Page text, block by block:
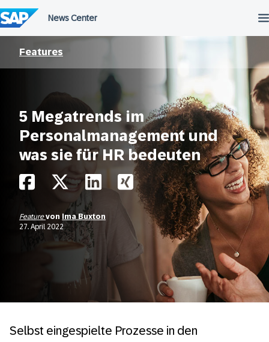
Features
5 Megatrends im
Personalmanagement und
was sie für HR bedeuten
Featurevon
Ima Buxton
27. April 2022
Selbst eingespielte Prozesse in den